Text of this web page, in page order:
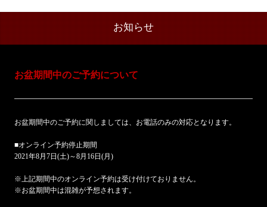
お知らせ
お盆期間中のご予約について
お盆期間中のご予約に関しましては、お電話のみの対応となります。
■オンライン予約停止期間
2021年8月7日(土)～8月16日(月)
※上記期間中のオンライン予約は受け付けておりません。
※お盆期間中は混雑が予想されます。